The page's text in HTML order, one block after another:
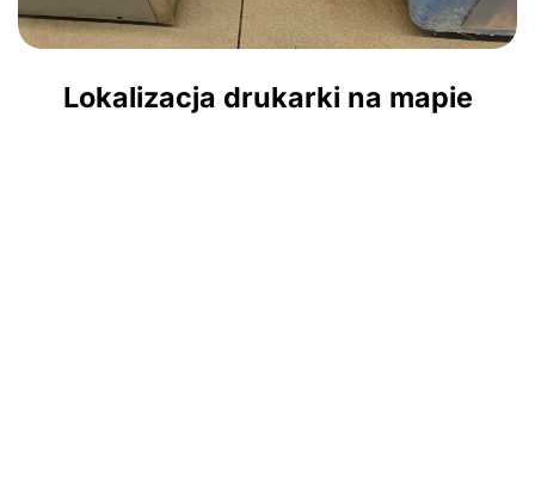
Lokalizacja drukarki na mapie